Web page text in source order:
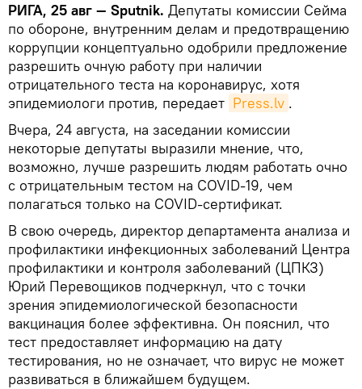
РИГА, 25 авг — Sputnik. Депутаты комиссии Сейма
по обороне, внутренним делам и предотвращению
коррупции концептуально одобрили предложение
разрешить очную работу при наличии
отрицательного теста на коронавирус, хотя
эпидемиологи против, передает Press.lv .
Вчера, 24 августа, на заседании комиссии
некоторые депутаты выразили мнение, что,
возможно, лучше разрешить людям работать очно
с отрицательным тестом на COVID-19, чем
полагаться только на COVID-сертификат.
В свою очередь, директор департамента анализа и
профилактики инфекционных заболеваний Центра
профилактики и контроля заболеваний (ЦПКЗ)
Юрий Перевощиков подчеркнул, что с точки
зрения эпидемиологической безопасности
вакцинация более эффективна. Он пояснил, что
тест предоставляет информацию на дату
тестирования, но не означает, что вирус не может
развиваться в ближайшем будущем.